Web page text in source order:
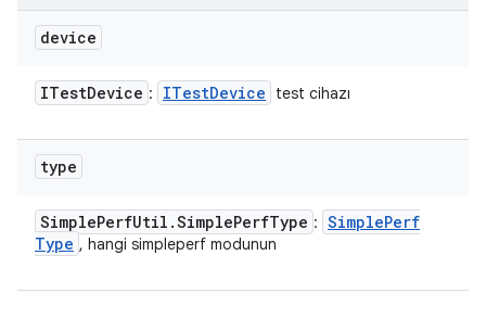
device
ITestDevice : ITestDevice test cihazı
type
SimplePerfUtil .SimplePerfType : SimplePerf
Type , hangi simpleperf modunun